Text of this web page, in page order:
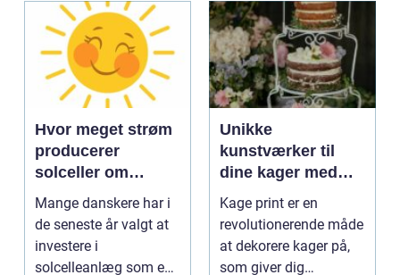
Hvor meget strøm
producerer
solceller om
vinteren?
Mange danskere har i
de seneste år valgt at
investere i
solcelleanlæg som en
Unikke
kunstværker til
dine kager med
kage print
Kage print er en
revolutionerende måde
at dekorere kager på,
som giver dig